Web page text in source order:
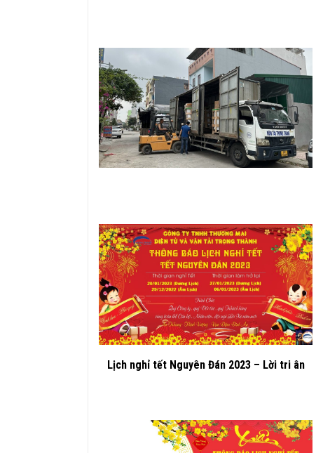
Lịch nghỉ tết Nguyên Đán 2023 – Lời tri ân